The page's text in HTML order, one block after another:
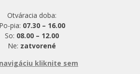
Otváracia doba:
Po-pia: 07.30 – 16.00
So: 08.00 – 12.00
Ne: zatvorené
kliknite sem